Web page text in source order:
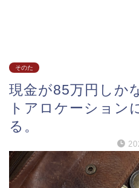
そのた
現金が85万円しか
トアロケーション
る。